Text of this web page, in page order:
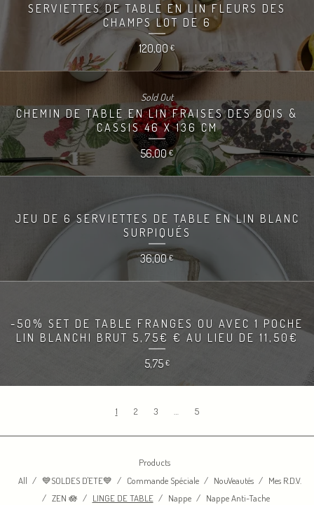
SERVIETTES DE TABLE EN LIN FLEURS DES
CHAMPS LOT DE 6
120,00€
CHEMIN DE TABLE EN LIN FRAISES DES BOIS &
CASSIS 46 X 136 CM
56,00€
Sold Out
JEU DE 6 SERVIETTES DE TABLE EN LIN BLANC
SURPIQUÉS
36,00€
-50% SET DE TABLE FRANGES OU AVEC 1 POCHE
LIN BLANCHI BRUT 5,75€ € AU LIEU DE 11,50€
5,75 €
1 2 3 … 5
Products
All
💙SOLDES D'ETE💙 Commande Spéciale NouVeautés
Mes R.D.V.
ZEN 🪷
LINGE DE TABLE Nappe
Nappe Anti-Tache